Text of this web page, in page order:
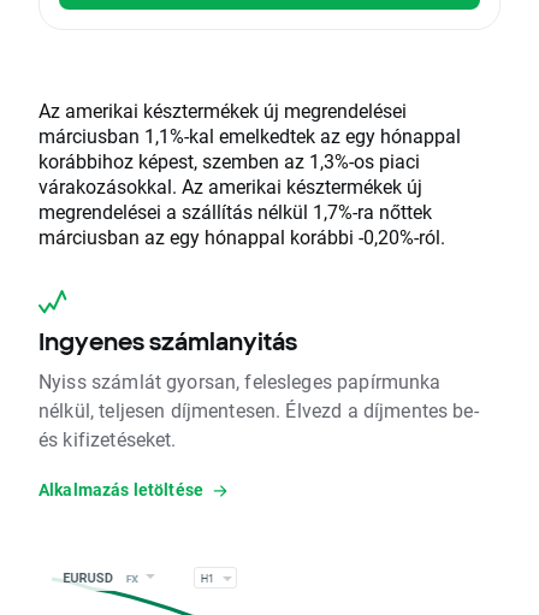
Az amerikai késztermékek új megrendelései
márciusban 1,1%-kal emelkedtek az egy hónappal
korábbihoz képest, szemben az 1,3%-os piaci
várakozásokkal. Az amerikai késztermékek új
megrendelései a szállítás nélkül 1,7%-ra nőttek
márciusban az egy hónappal korábbi -0,20%-ról.
Ingyenes számlanyitás
Nyiss számlát gyorsan, felesleges papírmunka
nélkül, teljesen díjmentesen. Élvezd a díjmentes be-
és kifizetéseket.
Alkalmazás letöltése